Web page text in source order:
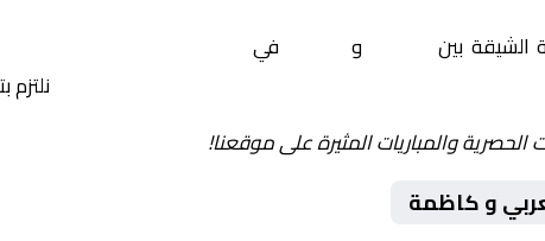
الشيقة بين و في
الحصرية والمباريات المثيرة على موقعنا!
و كاظمة